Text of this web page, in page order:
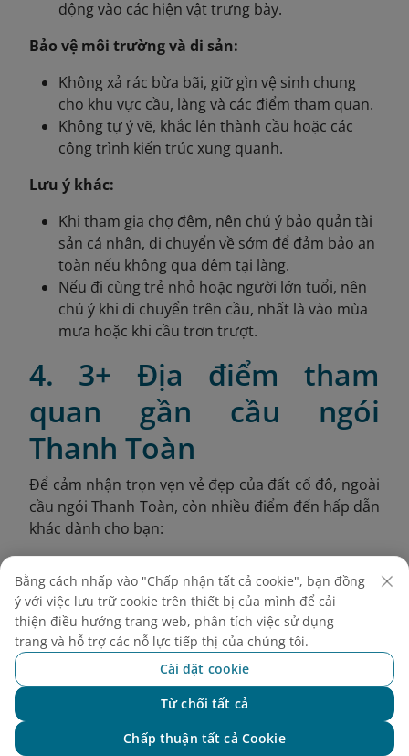
động vào các hiện vật trưng bày.
Bảo vệ môi trường và di sản:
Không xả rác bừa bãi, giữ gìn vệ sinh chung
cho khu vực cầu, làng và các điểm tham quan.
Không tự ý vẽ, khắc lên thành cầu hoặc các
công trình kiến trúc xung quanh.
Lưu ý khác:
Khi tham gia chợ đêm, nên chú ý bảo quản tài
sản cá nhân, di chuyển về sớm để đảm bảo an
toàn nếu không qua đêm tại làng.
Nếu đi cùng trẻ nhỏ hoặc người lớn tuổi, nên
chú ý khi di chuyển trên cầu, nhất là vào mùa
mưa hoặc khi cầu trơn trượt.
4. 3+ Địa điểm tham
quan gần cầu ngói
Thanh Toàn
Để cảm nhận trọn vẹn vẻ đẹp của đất cố đô, ngoài
cầu ngói Thanh Toàn, còn nhiều điểm đến hấp dẫn
khác dành cho bạn:
4.1. Cầu Trường Tiền
Cầu Trường Tiền (còn gọi là Tràng Tiền) là một
trong những công trình biểu tượng gắn liền với lịch
sử và tâm hồn của người Huế. Với thiết kế vòm
thép độc đáo, dáng cong mềm mại và sắc bạc ánh
lên rực rỡ trong ánh hoàng hôn, cây cầu bắc
ngang sông Hương này từ lâu đã trở thành điểm
check-in không thể bỏ qua.
Bằng cách nhấp vào "Chấp nhận tất cả cookie", bạn đồng
ý với việc lưu trữ cookie trên thiết bị của mình để cải
thiện điều hướng trang web, phân tích việc sử dụng
trang và hỗ trợ các nỗ lực tiếp thị của chúng tôi.
Cài đặt cookie
Từ chối tất cả
Chấp thuận tất cả Cookie